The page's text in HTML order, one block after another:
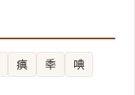
痶 䄹
唺